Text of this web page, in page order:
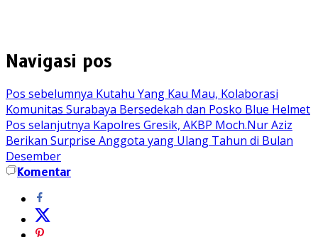
Navigasi pos
Pos sebelumnya Kutahu Yang Kau Mau, Kolaborasi
Komunitas Surabaya Bersedekah dan Posko Blue Helmet
Pos selanjutnya Kapolres Gresik, AKBP Moch.Nur Aziz
Berikan Surprise Anggota yang Ulang Tahun di Bulan
Desember
Komentar